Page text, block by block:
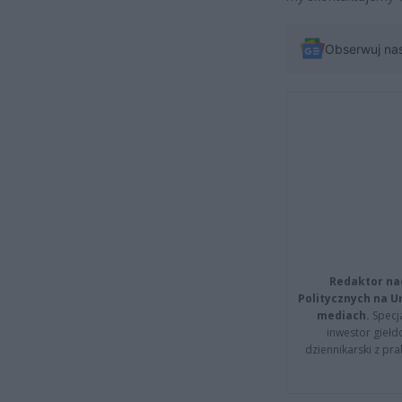
Obserwuj
Redaktor
Politycznych na
mediach.
inwestor
dziennikarski z